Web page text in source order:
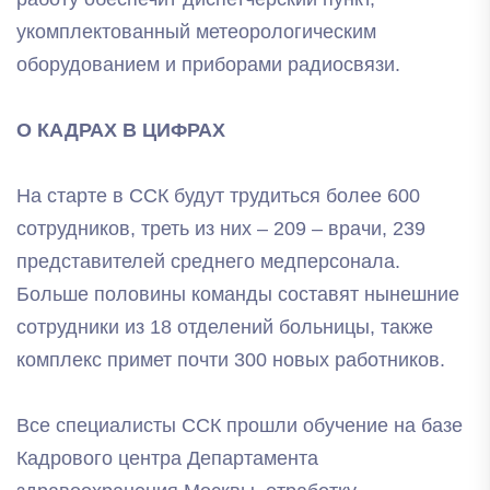
укомплектованный метеорологическим
оборудованием и приборами радиосвязи.
О КАДРАХ В ЦИФРАХ
На старте в ССК будут трудиться более 600
сотрудников, треть из них – 209 – врачи, 239
представителей среднего медперсонала.
Больше половины команды составят нынешние
сотрудники из 18 отделений больницы, также
комплекс примет почти 300 новых работников.
Все специалисты ССК прошли обучение на базе
Кадрового центра Департамента